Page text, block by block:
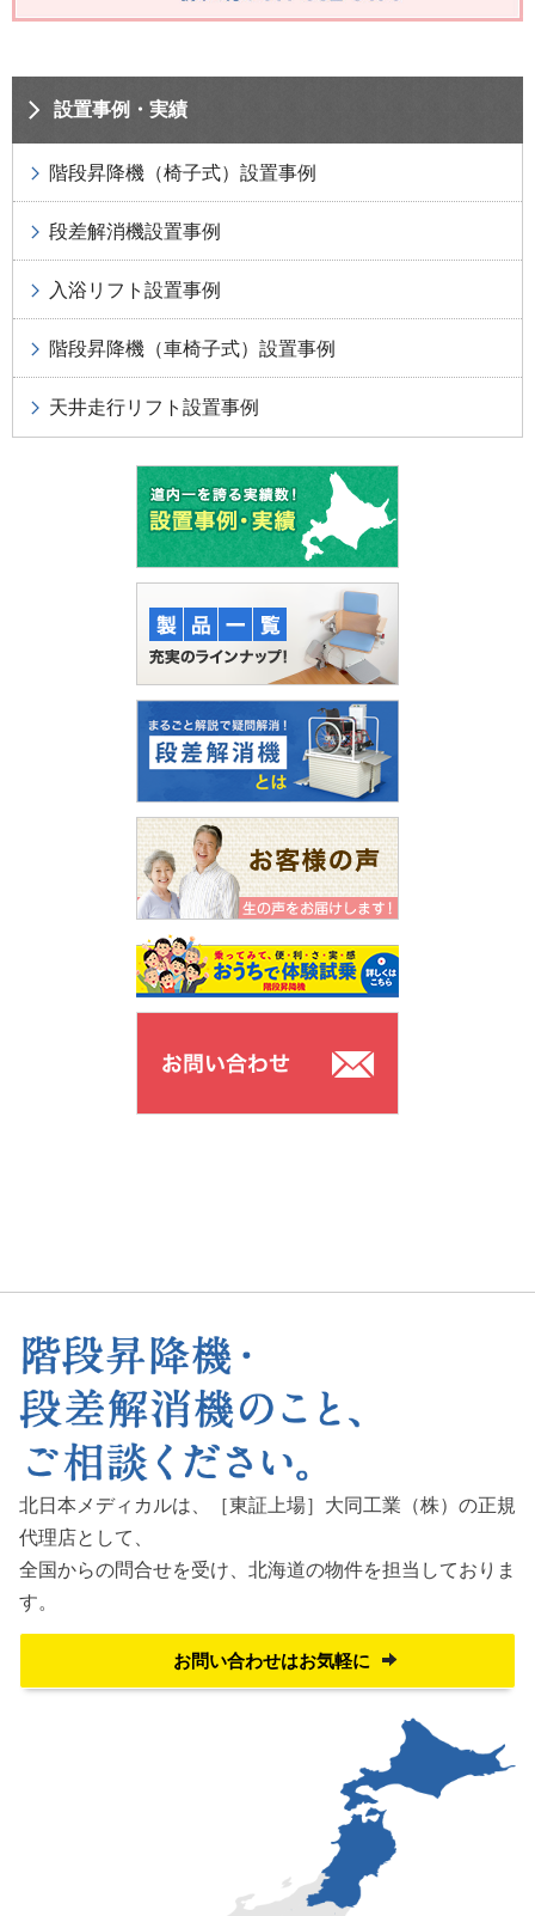
設置事例・実績
階段昇降機（椅子式）設置事例
段差解消機設置事例
入浴リフト設置事例
階段昇降機（車椅子式）設置事例
天井走行リフト設置事例
北日本メディカルは、［東証上場］大同工業（株）の正規
代理店として、
全国からの問合せを受け、 北海道の物件を担当しておりま
す。
お問い合わせはお気軽に